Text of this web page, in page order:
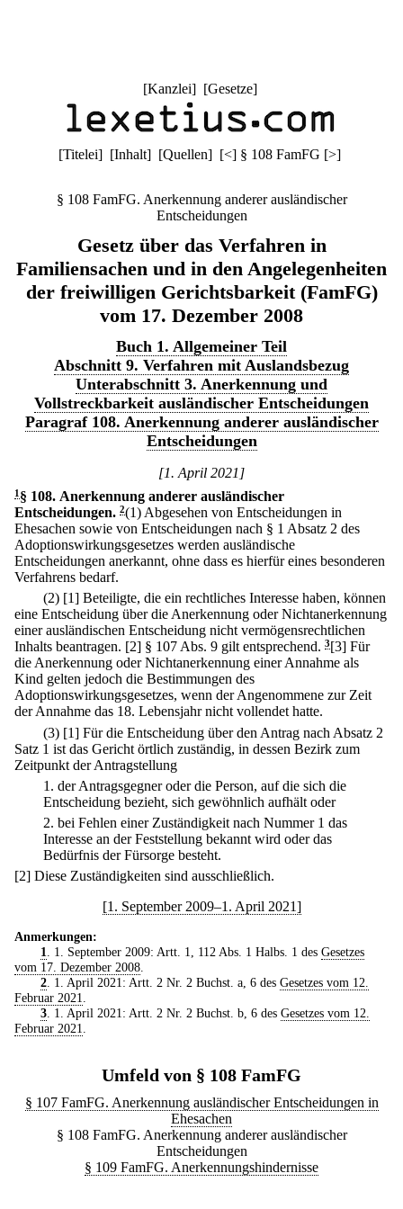
[Kanzlei] [Gesetze]
[Titelei] [Inhalt] [Quellen] [<] § 108 FamFG [>]
§ 108 FamFG. Anerkennung anderer ausländischer
Entscheidungen
Gesetz über das Verfahren in
Familiensachen und in den Angelegenheiten
der freiwilligen Gerichtsbarkeit (FamFG)
vom 17. Dezember 2008
Buch 1. Allgemeiner Teil
Abschnitt 9. Verfahren mit Auslandsbezug
Unterabschnitt 3. Anerkennung und
Vollstreckbarkeit ausländischer Entscheidungen
Paragraf 108. Anerkennung anderer ausländischer
Entscheidungen
[1. April 2021]
1 § 108. Anerkennung anderer ausländischer
Entscheidungen. 2(1) Abgesehen von Entscheidungen in
Ehesachen sowie von Entscheidungen nach § 1 Absatz 2 des
Adoptionswirkungsgesetzes werden ausländische
Entscheidungen anerkannt, ohne dass es hierfür eines besonderen
Verfahrens bedarf.
(2) [1] Beteiligte, die ein rechtliches Interesse haben, können
eine Entscheidung über die Anerkennung oder Nichtanerkennung
einer ausländischen Entscheidung nicht vermögensrechtlichen
Inhalts beantragen. [2] § 107 Abs. 9 gilt entsprechend. 3[3] Für
die Anerkennung oder Nichtanerkennung einer Annahme als
Kind gelten jedoch die Bestimmungen des
Adoptionswirkungsgesetzes, wenn der Angenommene zur Zeit
der Annahme das 18. Lebensjahr nicht vollendet hatte.
(3) [1] Für die Entscheidung über den Antrag nach Absatz 2
Satz 1 ist das Gericht örtlich zuständig, in dessen Bezirk zum
Zeitpunkt der Antragstellung
1. der Antragsgegner oder die Person, auf die sich die
Entscheidung bezieht, sich gewöhnlich aufhält oder
2. bei Fehlen einer Zuständigkeit nach Nummer 1 das
Interesse an der Feststellung bekannt wird oder das
Bedürfnis der Fürsorge besteht.
[2] Diese Zuständigkeiten sind ausschließlich.
[1. September 2009–1. April 2021]
Anmerkungen:
1. 1. September 2009: Artt. 1, 112 Abs. 1 Halbs. 1 des Gesetzes
vom 17. Dezember 2008.
2. 1. April 2021: Artt. 2 Nr. 2 Buchst. a, 6 des Gesetzes vom 12.
Februar 2021.
3. 1. April 2021: Artt. 2 Nr. 2 Buchst. b, 6 des Gesetzes vom 12.
Februar 2021.
Umfeld von § 108 FamFG
§ 107 FamFG. Anerkennung ausländischer Entscheidungen in
Ehesachen
§ 108 FamFG. Anerkennung anderer ausländischer
Entscheidungen
§ 109 FamFG. Anerkennungshindernisse